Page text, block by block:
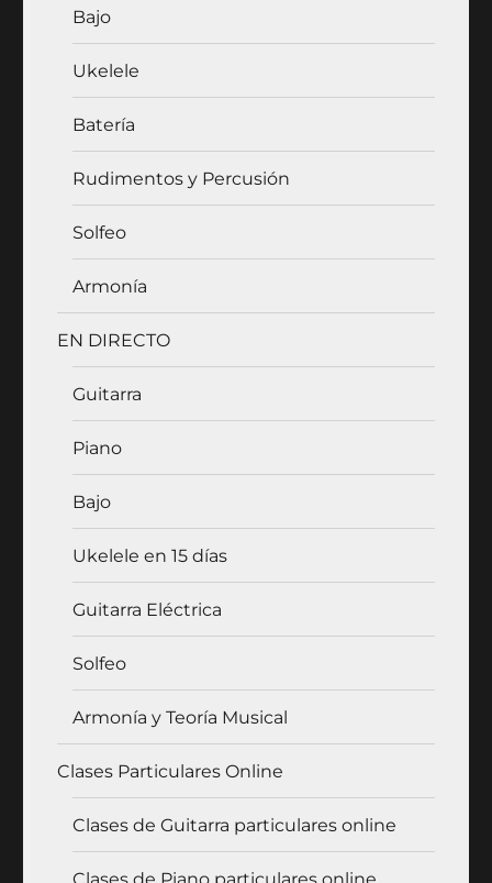
Bajo
Ukelele
Batería
Rudimentos y Percusión
Solfeo
Armonía
EN DIRECTO
Guitarra
Piano
Bajo
Ukelele en 15 días
Guitarra Eléctrica
Solfeo
Armonía y Teoría Musical
Clases Particulares Online
Clases de Guitarra particulares online
Clases de Piano particulares online